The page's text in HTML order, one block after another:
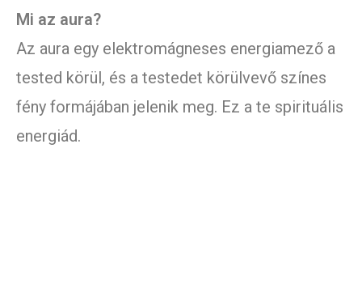
Mi az aura?
Az aura egy elektromágneses energiamező a
tested körül, és a testedet körülvevő színes
fény formájában jelenik meg. Ez a te spirituális
energiád.